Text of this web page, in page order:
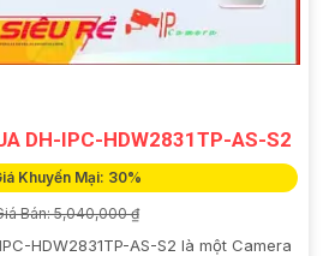
DH-IPC-HDW2831TP-AS-S2
Khuyến Mại: 30%
Bán: 5,040,000 ₫
HDW2831TP-AS-S2 là một Camera